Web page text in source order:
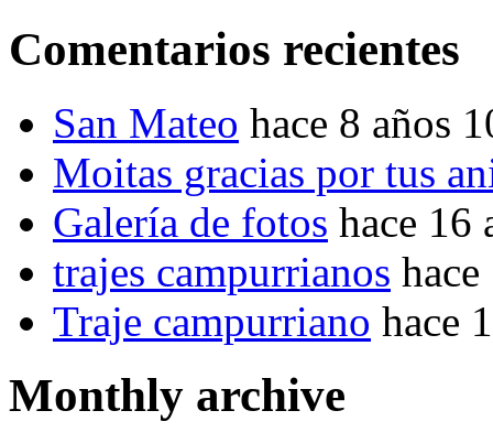
Comentarios recientes
San Mateo hace 8 años
Moitas gracias por tus
Galería de fotos hace 16
trajes campurrianos
Traje campurriano hace
Monthly archive